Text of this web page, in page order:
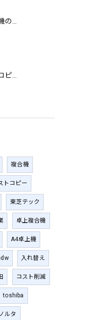
コピー機の製品情報を徹底比較導入コストから使い勝手まで解説
業務用コピー機の中古選び方と徳島県でお得に導入する費用相場ガイド YY
複合機
トコピー
東芝テック
卓上複合機
A4卓上機
入れ替え
コスト削減
toshiba
ルタ